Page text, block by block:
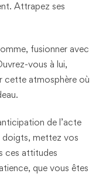
Attrapez ses
fusionner avec
vous à lui,
cette atmosphère où
de l’acte
doigts, mettez vos
ces attitudes
que vous êtes